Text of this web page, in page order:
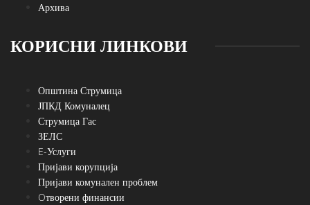
Архива
КОРИСНИ ЛИНКОВИ
Општина Струмица
ЈПКД Комуналец
Струмица Гас
ЗЕЛС
E-Услуги
Пријави корупција
Пријави комунален проблем
Oтворени финансии